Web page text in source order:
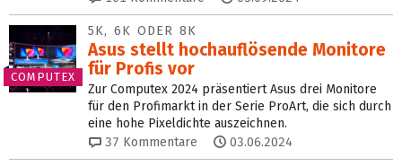
COMPUTEX
5K, 6K ODER 8K
Asus stellt hochauflösende Monitore
für Profis vor
Zur Computex 2024 präsentiert Asus drei Monitore
für den Profimarkt in der Serie ProArt, die sich durch
eine hohe Pixeldichte auszeichnen.
37 Kommentare 03.06.2024